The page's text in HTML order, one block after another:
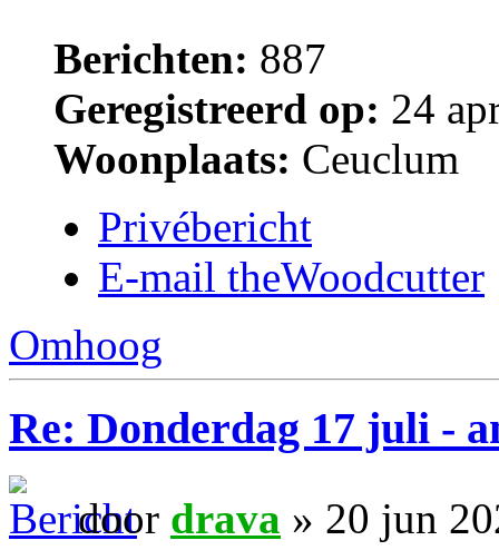
Berichten: 887
Geregistreerd op: 24
Woonplaats: Ceuclum
Privébericht
E-mail theWoodcutter
Omhoog
Re: Donderdag 17 juli -
door drava » 20 jun